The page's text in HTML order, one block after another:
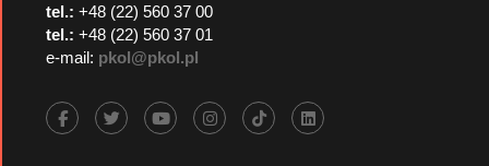
tel.: +48 (22) 560 37 00
tel.: +48 (22) 560 37 01
e-mail: pkol@pkol.pl